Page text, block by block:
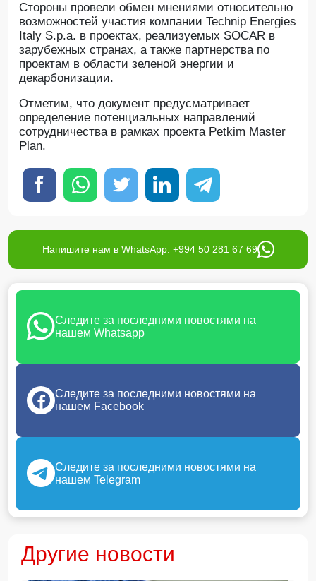
Стороны провели обмен мнениями относительно
возможностей участия компании Technip Energies
Italy S.p.a. в проектах, реализуемых SOCAR в
зарубежных странах, а также партнерства по
проектам в области зеленой энергии и
декарбонизации.
Отметим, что документ предусматривает
определение потенциальных направлений
сотрудничества в рамках проекта Petkim Master
Plan.
Напишите нам в WhatsApp: +994 50 281 67 69
Следите за последними новостями на
нашем Whatsapp
Следите за последними новостями на
нашем Facebook
Следите за последними новостями на
нашем Telegram
Другие новости